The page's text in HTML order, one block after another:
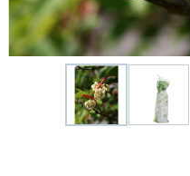
Бджільництво
Садові фігури
Теплиці і покривний матеріал